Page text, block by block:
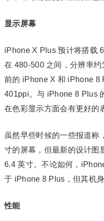
显示屏幕
iPhone X Plus 预计将搭载
在 480-500 之间，分辨率
前的 iPhone X 和 iPhone 8
401ppi。与 iPhone 8 Plus
在色彩显示方面会有更好的
虽然早些时候的一些报道
寸的屏幕，但最新的设计图
6.4 英寸。不论如何，
于 iPhone 8 Plus，但其机身
性能